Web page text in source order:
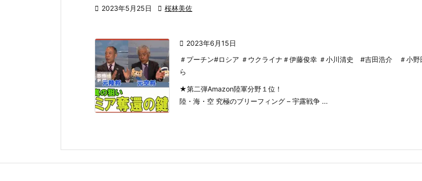
 2023年5月25日  桜林美佐
 2023年6月15日
＃プーチン#ロシア ＃ウクライナ＃伊藤俊幸 ＃小川清史 #吉田浩介 ＃
ら
★第二弾Amazon陸軍分野１位！
陸・海・空 究極のブリーフィング – 宇露戦争 ...